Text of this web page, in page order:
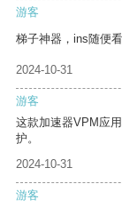
游客
梯子神器，ins随便
2024-10-31
游客
这款加速器VPM应
护。
2024-10-31
游客